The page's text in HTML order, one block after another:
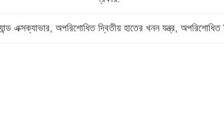
এক্সক্যাভার , অপরিশোধিত দ্বিতীয় হাতের খনন যন্ত্র , অপরিশোধিত